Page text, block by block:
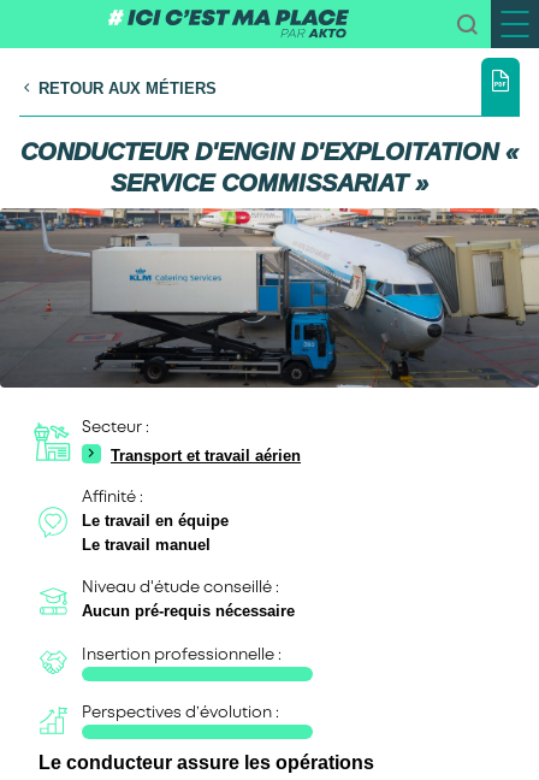
RETOUR AUX MÉTIERS
CONDUCTEUR D'ENGIN D'EXPLOITATION «
SERVICE COMMISSARIAT »
Secteur :
Transport et travail aérien
Affinité :
Le travail en équipe
Le travail manuel
Niveau d'étude conseillé :
Aucun pré-requis nécessaire
Insertion professionnelle :
Perspectives d’évolution :
Le conducteur assure les opérations